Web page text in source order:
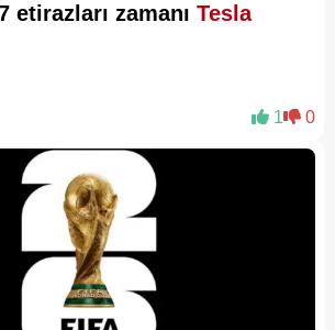
etirazları zamanı Tesla
1 0